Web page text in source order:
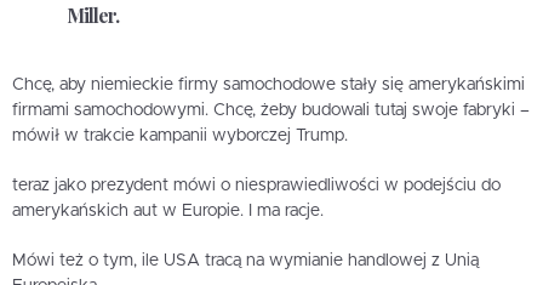
Miller.
Chcę, aby niemieckie firmy samochodowe stały się amerykańskimi
firmami samochodowymi. Chcę, żeby budowali tutaj swoje fabryki –
mówił w trakcie kampanii wyborczej Trump.
teraz jako prezydent mówi o niesprawiedliwości w podejściu do
amerykańskich aut w Europie. I ma racje.
Mówi też o tym, ile USA tracą na wymianie handlowej z Unią